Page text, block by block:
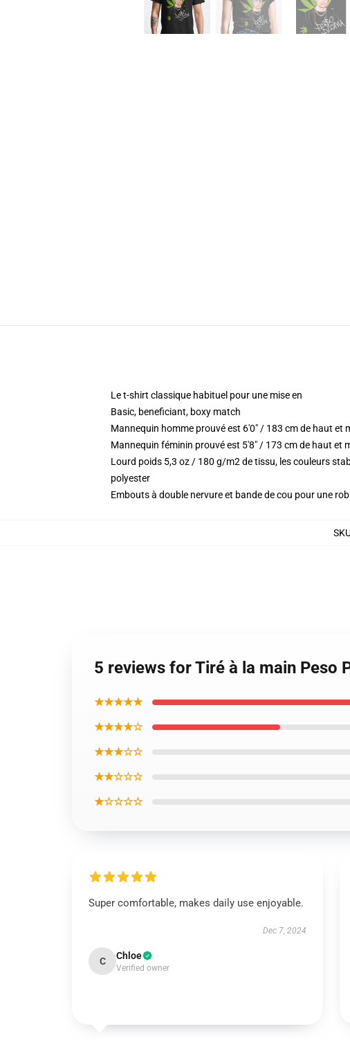
Le t-shirt classique habituel pour une mise en
Basic, beneficiant, boxy match
Mannequin homme prouvé est 6'0" / 183 cm de haut et
Mannequin féminin prouvé est 5'8" / 173 cm de haut et
Lourd poids 5,3 oz / 180 g/m2 de tissu, les couleurs
polyester
Embouts à double nervure et bande de cou pour une
5 reviews for Tiré à la main Peso
★★★★★
★★★★☆
★★★☆☆
★★☆☆☆
★☆☆☆☆
Super comfortable, makes daily use enjoyable.
Dec 7, 2024
C Chloe
Verified owner